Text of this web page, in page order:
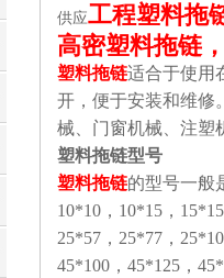
供应工程塑料拖
高密塑料拖链
塑料拖链适合于使用
开，便于安装和维修
械、门窗机械、注塑
塑料拖链型号
塑料拖链的型号一般
10*10，10*15，
25*57，25*77，
45*100，45*125，